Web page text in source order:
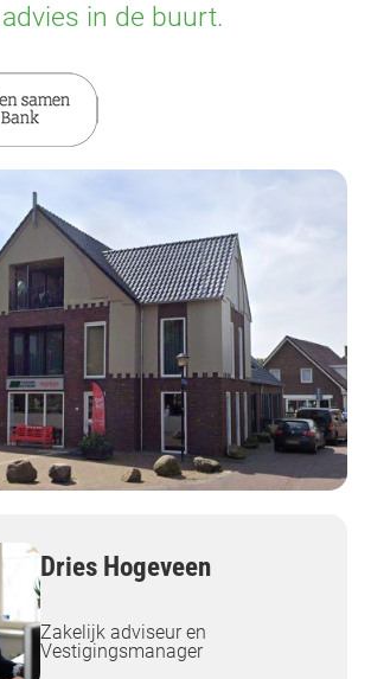
in de buurt.
Dries Hogeveen
Zakelijk adviseur en
Vestigingsmanager